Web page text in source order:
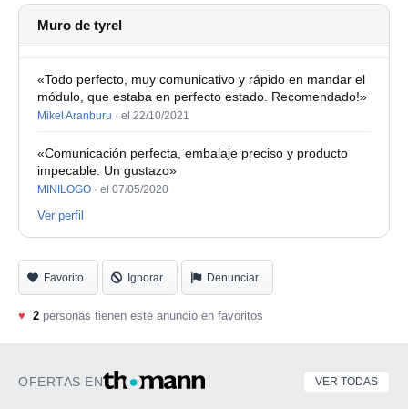
Muro de tyrel
«Todo perfecto, muy comunicativo y rápido en mandar el
módulo, que estaba en perfecto estado. Recomendado!»
Mikel Aranburu · el 22/10/2021
«Comunicación perfecta, embalaje preciso y producto
impecable. Un gustazo»
MINILOGO · el 07/05/2020
Ver perfil
Favorito Ignorar Denunciar
♥ 2 personas tienen este anuncio en favoritos
OFERTAS EN VER TODAS